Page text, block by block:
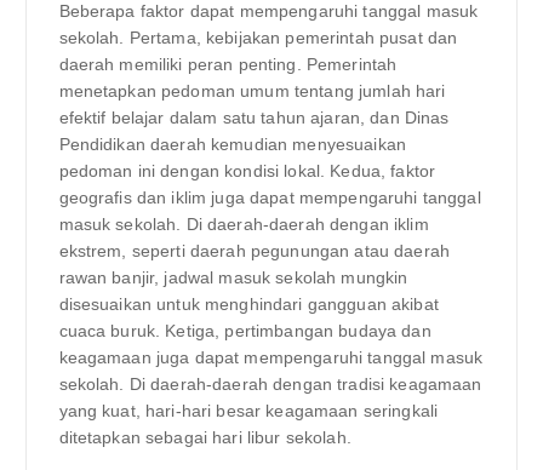
Beberapa faktor dapat mempengaruhi tanggal masuk
sekolah. Pertama, kebijakan pemerintah pusat dan
daerah memiliki peran penting. Pemerintah
menetapkan pedoman umum tentang jumlah hari
efektif belajar dalam satu tahun ajaran, dan Dinas
Pendidikan daerah kemudian menyesuaikan
pedoman ini dengan kondisi lokal. Kedua, faktor
geografis dan iklim juga dapat mempengaruhi tanggal
masuk sekolah. Di daerah-daerah dengan iklim
ekstrem, seperti daerah pegunungan atau daerah
rawan banjir, jadwal masuk sekolah mungkin
disesuaikan untuk menghindari gangguan akibat
cuaca buruk. Ketiga, pertimbangan budaya dan
keagamaan juga dapat mempengaruhi tanggal masuk
sekolah. Di daerah-daerah dengan tradisi keagamaan
yang kuat, hari-hari besar keagamaan seringkali
ditetapkan sebagai hari libur sekolah.